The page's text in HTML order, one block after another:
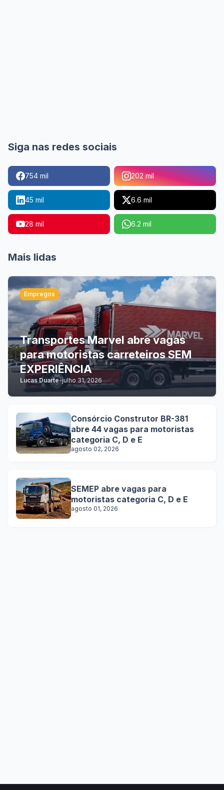
Siga nas redes sociais
754 mil 202 mil
45 mil 6.6 mil
28 mil 6.2 mil
Mais lidas
Empregos
Transportes Marvel abre vagas
para motoristas carreteiros SEM
EXPERIÊNCIA
Lucas Duarte-julho 31, 2026
Consórcio Construtor BR-381
abre 44 vagas para motoristas
categoria C, D e E
agosto 02, 2026
SEMEP abre vagas para
motoristas categoria C, D e E
agosto 01, 2026